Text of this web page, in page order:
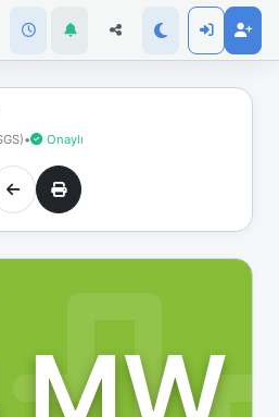
• Onaylı